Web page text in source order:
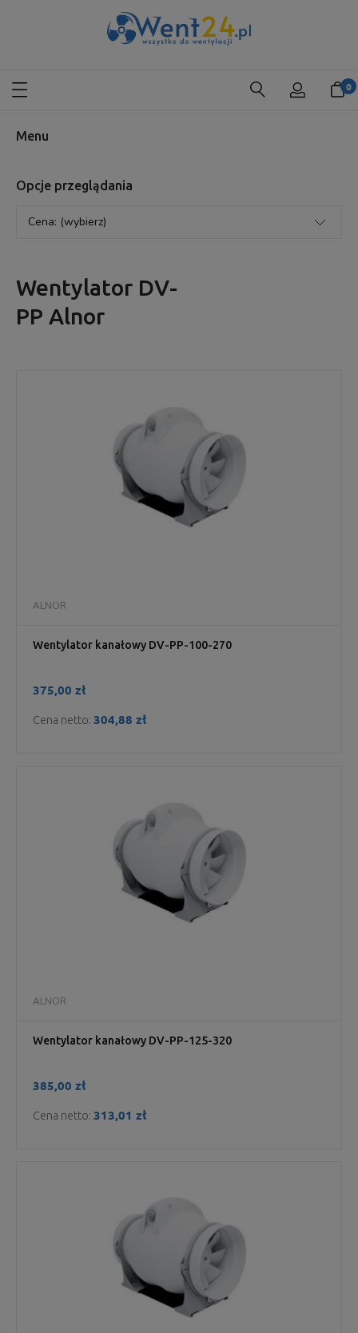
Menu
Opcje przeglądania
Cena: (wybierz)
Wentylator DV-
PP Alnor
Wentylator kanałowy DV-PP-100-270
ALNOR
375,00 zł
Cena netto: 304,88 zł
Wentylator kanałowy DV-PP-125-320
ALNOR
385,00 zł
Cena netto: 313,01 zł